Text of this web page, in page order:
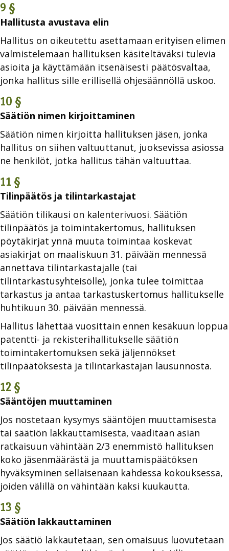
9 §
Hallitusta avustava elin
Hallitus on oikeutettu asettamaan erityisen elimen
valmistelemaan hallituksen käsiteltäväksi tulevia
asioita ja käyttämään itsenäisesti päätösvaltaa,
jonka hallitus sille erillisellä ohjesäännöllä uskoo.
10 §
Säätiön nimen kirjoittaminen
Säätiön nimen kirjoitta hallituksen jäsen, jonka
hallitus on siihen valtuuttanut, juoksevissa asiossa
ne henkilöt, jotka hallitus tähän valtuuttaa.
11 §
Tilinpäätös ja tilintarkastajat
Säätiön tilikausi on kalenterivuosi. Säätiön
tilinpäätös ja toimintakertomus, hallituksen
pöytäkirjat ynnä muuta toimintaa koskevat
asiakirjat on maaliskuun 31. päivään mennessä
annettava tilintarkastajalle (tai
tilintarkastusyhteisölle), jonka tulee toimittaa
tarkastus ja antaa tarkastuskertomus hallitukselle
huhtikuun 30. päivään mennessä.
Hallitus lähettää vuosittain ennen kesäkuun loppua
patentti- ja rekisterihallitukselle säätiön
toimintakertomuksen sekä jäljennökset
tilinpäätöksestä ja tilintarkastajan lausunnosta.
12 §
Sääntöjen muuttaminen
Jos nostetaan kysymys sääntöjen muuttamisesta
tai säätiön lakkauttamisesta, vaaditaan asian
ratkaisuun vähintään 2/3 enemmistö hallituksen
koko jäsenmäärästä ja muuttamispäätöksen
hyväksyminen sellaisenaan kahdessa kokouksessa,
joiden välillä on vähintään kaksi kuukautta.
13 §
Säätiön lakkauttaminen
Jos säätiö lakkautetaan, sen omaisuus luovutetaan